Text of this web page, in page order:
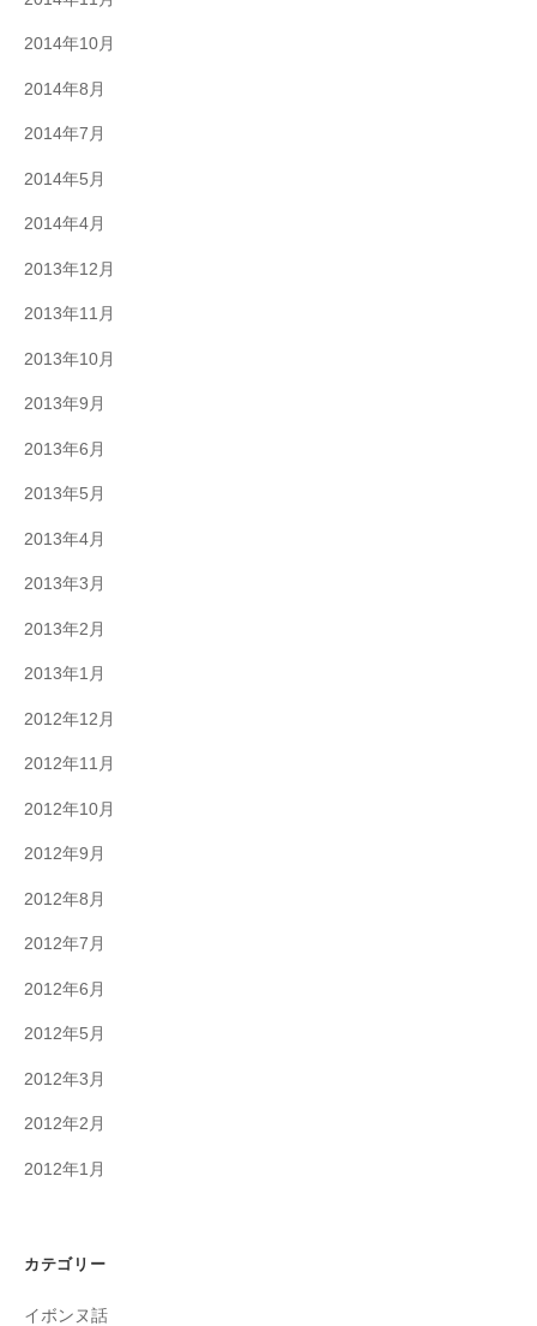
2014年10月
2014年8月
2014年7月
2014年5月
2014年4月
2013年12月
2013年11月
2013年10月
2013年9月
2013年6月
2013年5月
2013年4月
2013年3月
2013年2月
2013年1月
2012年12月
2012年11月
2012年10月
2012年9月
2012年8月
2012年7月
2012年6月
2012年5月
2012年3月
2012年2月
2012年1月
カテゴリー
イボンヌ話